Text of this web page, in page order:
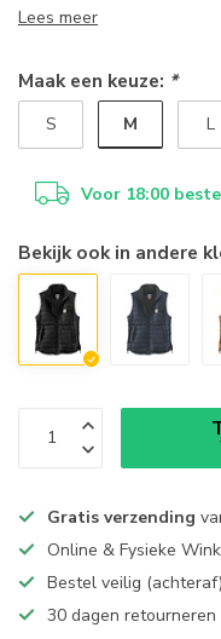
Lees meer
Maak een keuze: *
S M L
Voor 18:00
Bekijk ook in andere
Gratis verzending
Online & Fysieke
Bestel veilig
30 dagen retourneren